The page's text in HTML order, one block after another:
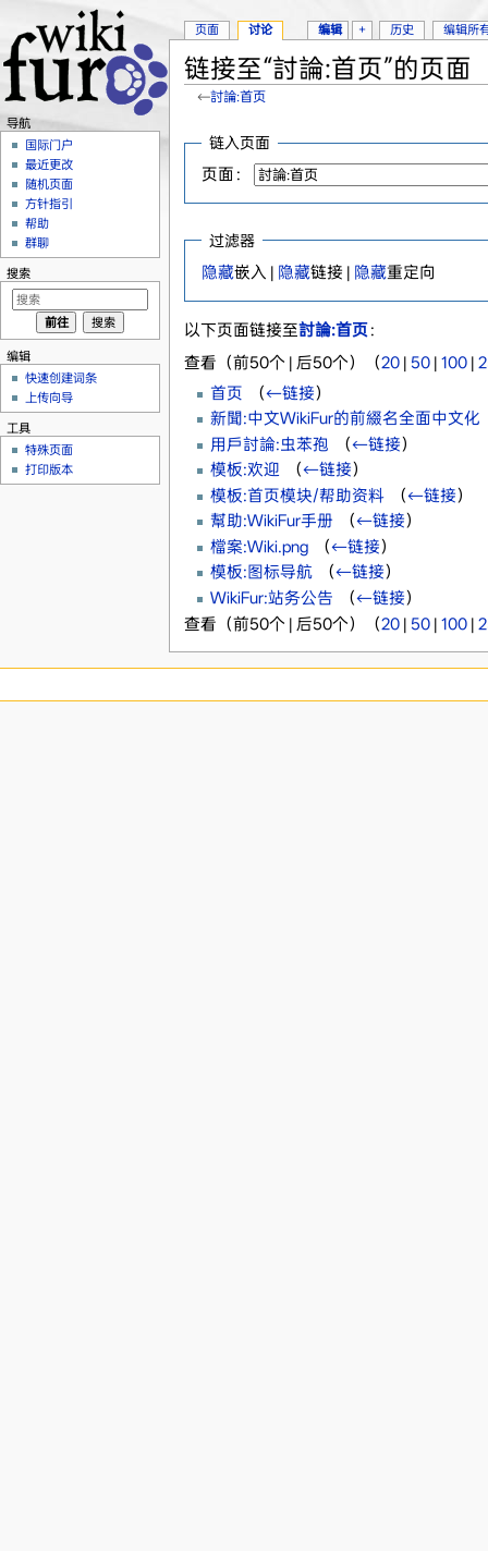
链接至“討論:首页”的页面
←討論:首页
链入页面
页面：
过滤器
隐藏嵌入 | 隐藏链接 | 隐藏重定向
以下页面链接至討論:首页：
查看（前50个 | 后50个）（20| 50| 100|
首页
（←链接）
新聞:中文WikiFur的前綴名全面中文化
用戶討論:虫苯孢
（←链接）
模板:欢迎
（←链接）
模板:首页模块/帮助资料‎ （←链接）
幫助:WikiFur手册‎ （←链接）
檔案:Wiki.png‎ （←链接）
模板:图标导航‎ （←链接）
WikiFur:站务公告
（←链接）
查看（前50个 | 后50个）（20| 50| 100|
页面 讨论 编辑 + 历史 编辑所
导航
国际门户
最近更改
随机页面
方针指引
帮助
群聊
搜索
编辑
快速创建词条
上传向导
工具
特殊页面
打印版本